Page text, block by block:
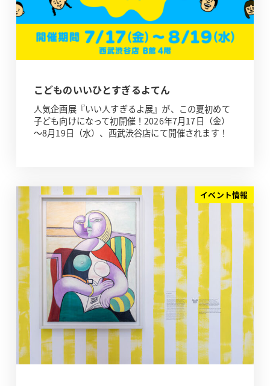
こどものいいひとすぎるよてん
人気企画展『いい人すぎるよ展』が、この夏初めて
子ども向けになって初開催！2026年7月17日（金）
～8月19日（水）、西武渋谷店にて開催されます！
イベント情報